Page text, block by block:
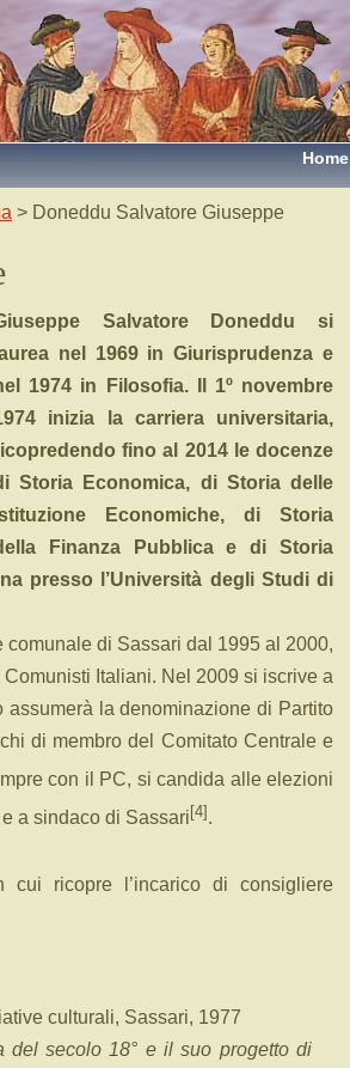
Home
> Doneddu Salvatore Giuseppe
Salvatore Doneddu si
nel 1969 in Giurisprudenza e
1974 in Filosofia. Il 1º novembre
inizia la carriera universitaria,
fino al 2014 le docenze
Storia Economica, di Storia delle
Economiche, di Storia
Finanza Pubblica e di Storia
presso l’Università degli Studi di
di Sassari dal 1995 al 2000,
Italiani. Nel 2009 si iscrive a
assumerà la denominazione di Partito
di membro del Comitato Centrale e
con il PC, si candida alle elezioni
e a sindaco di Sassari [4] .
ricopre l’incarico di consigliere
culturali, Sassari, 1977
del secolo 18° e il suo progetto di